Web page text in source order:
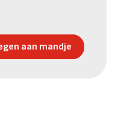
aan mandje